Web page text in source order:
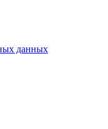
данных